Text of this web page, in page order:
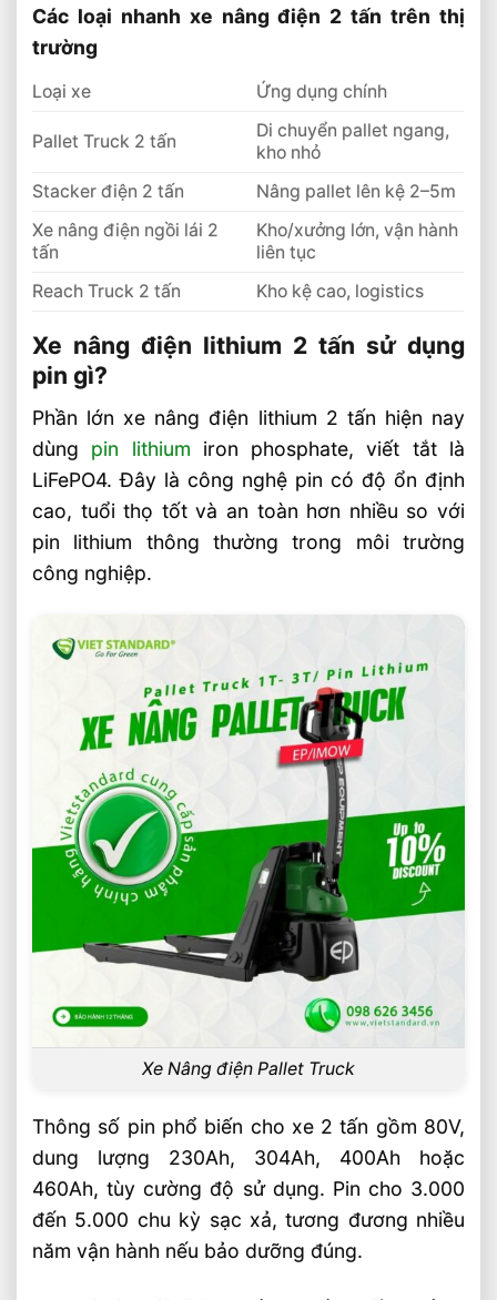
Các loại nhanh xe nâng điện 2 tấn trên thị
trường
Loại xe Ứng dụng chính
Pallet Truck 2 tấn
Di chuyển pallet ngang,
kho nhỏ
Stacker điện 2 tấn
Nâng pallet lên kệ 2–5m
Xe nâng điện ngồi lái 2
tấn
Kho/xưởng lớn, vận hành
liên tục
Reach Truck 2 tấn
Kho kệ cao, logistics
Xe nâng điện lithium 2 tấn sử dụng
pin gì?
Phần lớn xe nâng điện lithium 2 tấn hiện nay
dùng pin lithium iron phosphate, viết tắt là
LiFePO4. Đây là công nghệ pin có độ ổn định
cao, tuổi thọ tốt và an toàn hơn nhiều so với
pin lithium thông thường trong môi trường
công nghiệp.
Xe Nâng điện Pallet Truck
Thông số pin phổ biến cho xe 2 tấn gồm 80V,
dung lượng 230Ah, 304Ah, 400Ah hoặc
460Ah, tùy cường độ sử dụng. Pin cho 3.000
đến 5.000 chu kỳ sạc xả, tương đương nhiều
năm vận hành nếu bảo dưỡng đúng.